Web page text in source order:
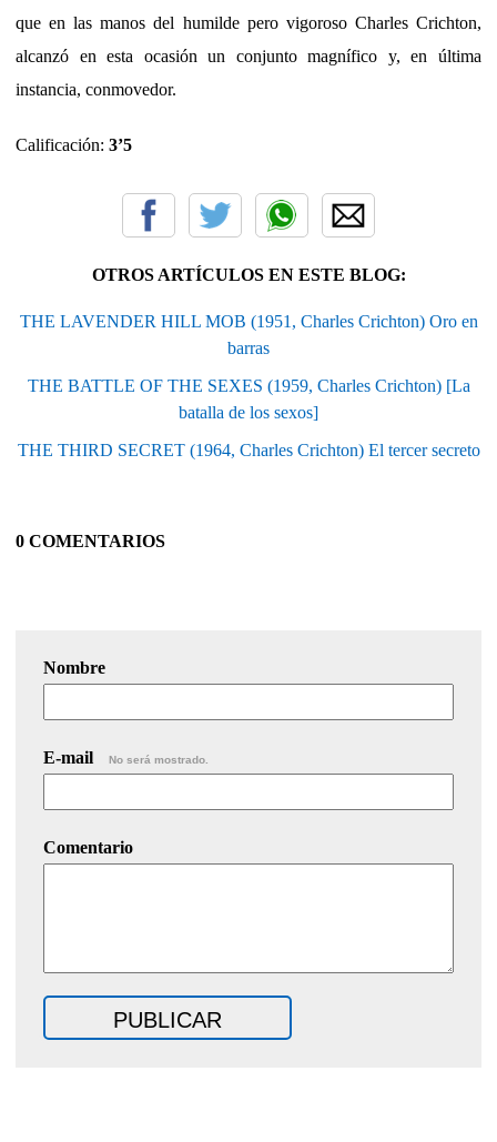
que en las manos del humilde pero vigoroso Charles Crichton,
alcanzó en esta ocasión un conjunto magnífico y, en última
instancia, conmovedor.
Calificación: 3’5
OTROS ARTÍCULOS EN ESTE BLOG:
THE LAVENDER HILL MOB (1951, Charles Crichton) Oro en
barras
THE BATTLE OF THE SEXES (1959, Charles Crichton) [La
batalla de los sexos]
THE THIRD SECRET (1964, Charles Crichton) El tercer secreto
0 COMENTARIOS
Nombre
E-mail No será mostrado.
Comentario